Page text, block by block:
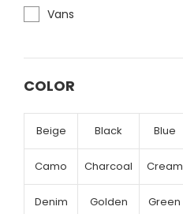
Vans
COLOR
Beige Black Blue
Camo Charcoal Cream
Denim Golden Green